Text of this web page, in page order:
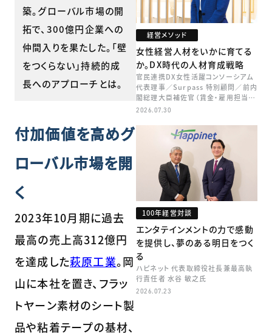
築。グローバル市場の開
拓で、300億円企業への
仲間入りを果たした。「壁
をつくらない」持続的成
長へのアプローチとは。
付加価値を高めグ
ローバル市場を開
く
2023年10月期に過去
最高の売上高312億円
を達成した萩原工業。岡
山に本社を置き、フラッ
トヤーン素材のシート製
品や粘着テープの基材、
経営メソッド
女性経営人材をいかに育てる
か。DX時代の人材育成戦略
官民連携DX女性活躍コンソーシアム
代表理事／Surpass 特別顧問／前内
閣総理大臣補佐官（賃金・雇用担当）
矢田 稚子
2026.07.30
100年経営対談
エンタテインメントの力で感動
を提供し、夢のある明日をつく
る
ハピネット 代表取締役社長兼最高執
行責任者 水谷 敏之氏
2026.07.23